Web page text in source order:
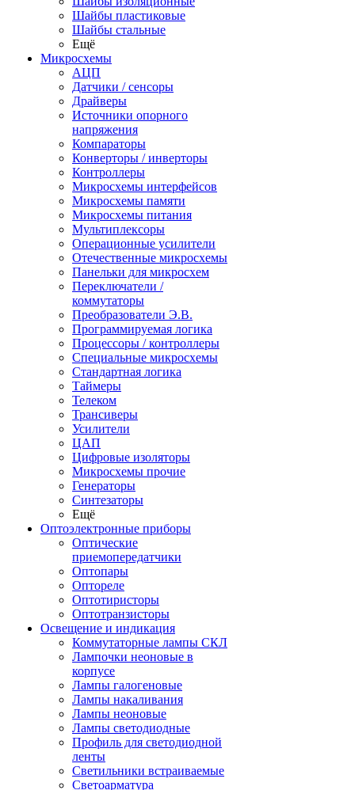
Шайбы пластиковые
Шайбы стальные
Ещё
Микросхемы
АЦП
Датчики / сенсоры
Драйверы
Источники опорного
напряжения
Компараторы
Конверторы / инверторы
Контроллеры
Микросхемы интерфейсов
Микросхемы памяти
Микросхемы питания
Мультиплексоры
Операционные усилители
Отечественные микросхемы
Панельки для микросхем
Переключатели /
коммутаторы
Преобразователи Э.В.
Программируемая логика
Процессоры / контроллеры
Специальные микросхемы
Стандартная логика
Таймеры
Телеком
Трансиверы
Усилители
ЦАП
Цифровые изоляторы
Микросхемы прочие
Генераторы
Синтезаторы
Ещё
Оптоэлектронные приборы
Оптические
приемопередатчики
Оптопары
Оптореле
Оптотиристоры
Оптотранзисторы
Освещение и индикация
Коммутаторные лампы СКЛ
Лампочки неоновые в
корпусе
Лампы галогеновые
Лампы накаливания
Лампы неоновые
Лампы светодиодные
Профиль для светодиодной
ленты
Светильники встраиваемые
Светоарматура